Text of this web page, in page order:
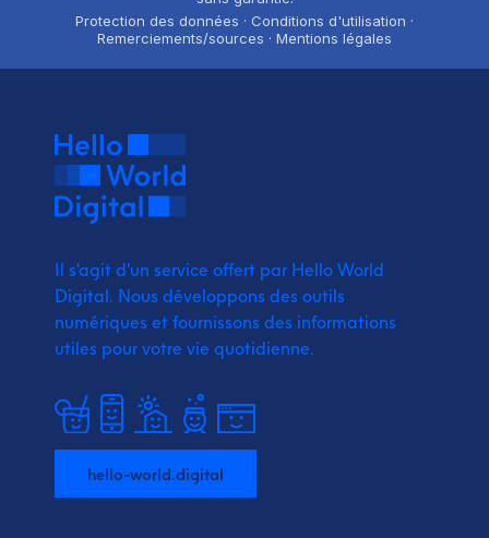
Protection des données · Conditions d'utilisation ·
Remerciements/sources · Mentions légales
Il s'agit d'un service offert par Hello World
Digital. Nous développons des outils
numériques et fournissons des informations
utiles pour votre vie quotidienne.
hello-world.digital